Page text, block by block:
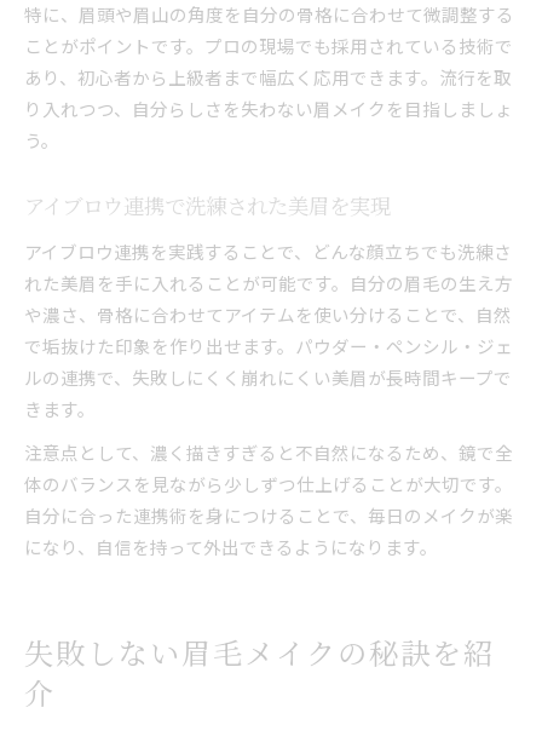
特に、眉頭や眉山の角度を自分の骨格に合わせて微調整する
ことがポイントです。プロの現場でも採用されている技術で
あり、初心者から上級者まで幅広く応用できます。流行を取
り入れつつ、自分らしさを失わない眉メイクを目指しましょ
う。
アイブロウ連携で洗練された美眉を実現
アイブロウ連携を実践することで、どんな顔立ちでも洗練さ
れた美眉を手に入れることが可能です。自分の眉毛の生え方
や濃さ、骨格に合わせてアイテムを使い分けることで、自然
で垢抜けた印象を作り出せます。パウダー・ペンシル・ジェ
ルの連携で、失敗しにくく崩れにくい美眉が長時間キープで
きます。
注意点として、濃く描きすぎると不自然になるため、鏡で全
体のバランスを見ながら少しずつ仕上げることが大切です。
自分に合った連携術を身につけることで、毎日のメイクが楽
になり、自信を持って外出できるようになります。
失敗しない眉毛メイクの秘訣を紹
介